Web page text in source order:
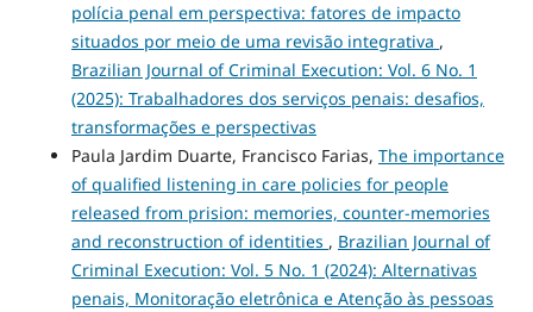
polícia penal em perspectiva: fatores de impacto
situados por meio de uma revisão integrativa ,
Brazilian Journal of Criminal Execution: Vol. 6 No. 1
(2025): Trabalhadores dos serviços penais: desafios,
transformações e perspectivas
Paula Jardim Duarte, Francisco Farias, The importance
of qualified listening in care policies for people
released from prision: memories, counter-memories
and reconstruction of identities , Brazilian Journal of
Criminal Execution: Vol. 5 No. 1 (2024): Alternativas
penais, Monitoração eletrônica e Atenção às pessoas